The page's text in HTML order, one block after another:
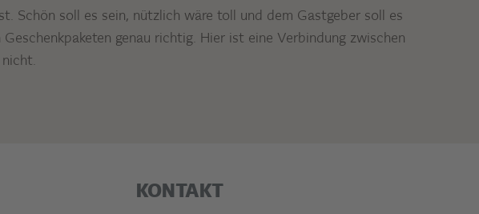
Schön soll es sein, nützlich wäre toll und dem Gastgeber soll es
genau richtig. Hier ist eine Verbindung zwischen
KONTAKT